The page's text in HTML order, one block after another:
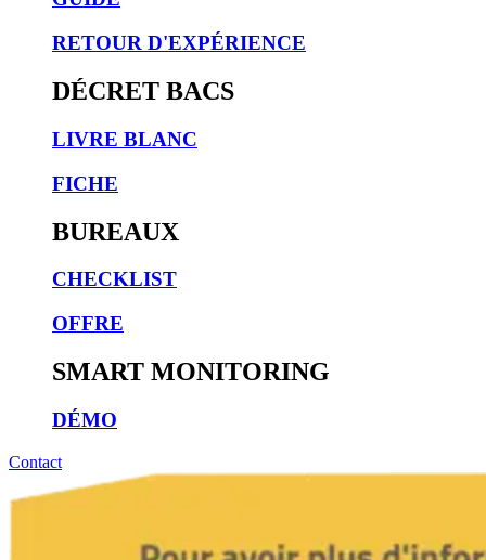
RETOUR D'EXPÉRIENCE
DÉCRET BACS
LIVRE BLANC
FICHE
BUREAUX
CHECKLIST
OFFRE
SMART MONITORING
DÉMO
Contact